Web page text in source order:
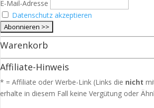
E-Mail-Adresse
Datenschutz akzeptieren
Warenkorb
Affiliate-Hinweis
* = Affiliate oder Werbe-Link (Links die nicht
erhalte in diesem Fall keine Vergütung oder